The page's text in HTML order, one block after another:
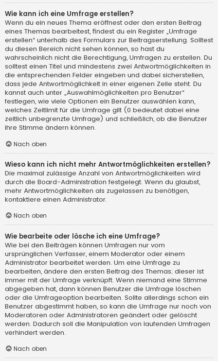
Wie kann ich eine Umfrage erstellen?
Wenn du ein neues Thema eröffnest oder den ersten Beitrag
eines Themas bearbeitest, findest du ein Register „Umfrage
erstellen“ unterhalb des Formulars zur Beitragserstellung. Solltest
du diesen Bereich nicht sehen können, so hast du
wahrscheinlich nicht die Berechtigung, Umfragen zu erstellen. Du
solltest einen Titel und mindestens zwei Antwortmöglichkeiten in
die entsprechenden Felder eingeben und dabei sicherstellen,
dass jede Antwortmöglichkeit in einer eigenen Zeile steht. Du
kannst auch unter „Auswahlmöglichkeiten pro Benutzer“
festlegen, wie viele Optionen ein Benutzer auswählen kann,
welches Zeitlimit für die Umfrage gilt (0 bedeutet dabei eine
zeitlich unbegrenzte Umfrage) und schließlich, ob die Benutzer
ihre Stimme ändern können.
Nach oben
Wieso kann ich nicht mehr Antwortmöglichkeiten erstellen?
Die maximal zulässige Anzahl von Antwortmöglichkeiten wird
durch die Board-Administration festgelegt. Wenn du glaubst,
mehr Antwortmöglichkeiten als zugelassen zu benötigen,
kontaktiere einen Administrator.
Nach oben
Wie bearbeite oder lösche ich eine Umfrage?
Wie bei den Beiträgen können Umfragen nur vom
ursprünglichen Verfasser, einem Moderator oder einem
Administrator bearbeitet werden. Um eine Umfrage zu
bearbeiten, ändere den ersten Beitrag des Themas; dieser ist
immer mit der Umfrage verknüpft. Wenn niemand eine Stimme
abgegeben hat, dann können Benutzer die Umfrage löschen
oder die Umfrageoption bearbeiten. Sollte allerdings schon ein
Benutzer abgestimmt haben, so kann die Umfrage nur noch von
Moderatoren oder Administratoren geändert oder gelöscht
werden. Dadurch soll die Manipulation von laufenden Umfragen
verhindert werden.
Nach oben